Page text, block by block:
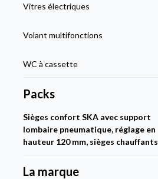
Vitres électriques
Volant multifonctions
WC à cassette
Packs
Sièges confort SKA avec support
lombaire pneumatique, réglage en
hauteur 120 mm, sièges chauffants
La marque